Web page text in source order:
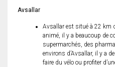
Avsallar
Avsallar est situé à 22 km
animé, il y a beaucoup de
supermarchés, des
environs d’Avsallar, il y a
faire du vélo ou profiter